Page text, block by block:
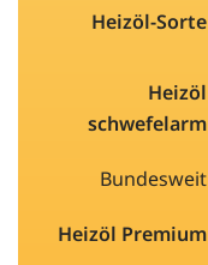
Heizöl-Sorte
Heizöl
schwefelarm
Bundesweit
Heizöl Premium